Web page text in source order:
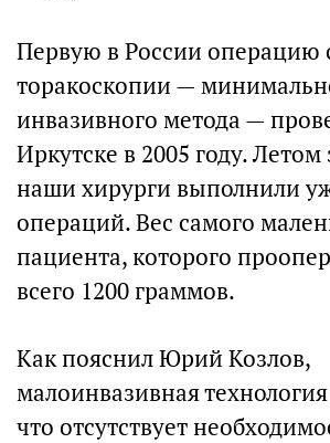
Первую в России
торакоскопии —
инвазивного метода —
Иркутске в 2005 году. Летом
наши хирурги выполнили
операций. Вес самого
пациента, которого
всего 1200 граммов.
Как пояснил Юрий Козлов,
малоинвазивная
что отсутствует